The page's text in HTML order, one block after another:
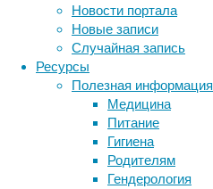
Новости портала
Новые записи
Случайная запись
Ресурсы
Полезная информация
Медицина
Питание
Гигиена
Родителям
Гендерология
Кроме
множества
трагических
картин
пожары
породили
слухи